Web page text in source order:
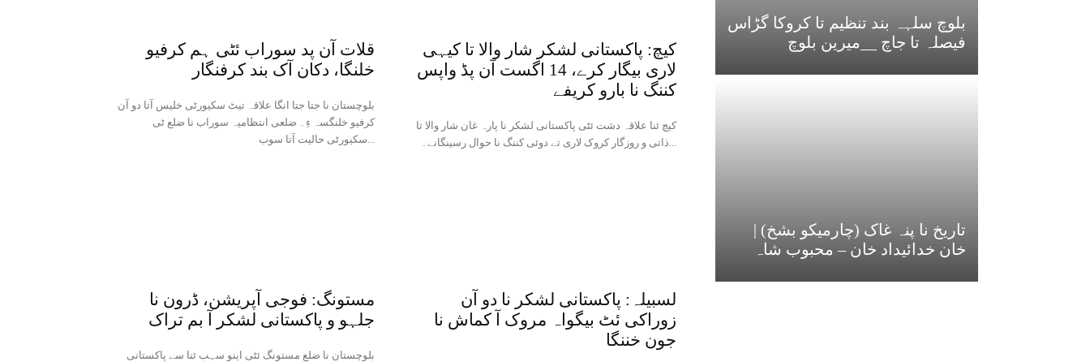
قلات آن پد سوراب ئٹی ہم کرفیو
خلنگا، دکان آک بند کرفنگار
بلوچستان نا جتا جتا انگا علاقہ تیٹ سکیورٹی خلیس آتا دو آن
کرفیو خلنگسہ ءِ۔ ضلعی انتظامیہ سوراب نا ضلع ٹی
سکیورٹی حالیت آتا سوب...
کیچ: پاکستانی لشکر شار والا تا کیہی
لاری بیگار کرے، 14 اگست آن پڈ واپس
کننگ نا بارو کریفے
کیچ ئنا علاقہ دشت ئٹی پاکستانی لشکر نا پارہ غان شار والا تا
ذاتی و روزگار کروک لاری تے دوئی کننگ نا حوال رسینگانے۔...
مستونگ: فوجی آپریشن، ڈرون نا
جلہو و پاکستانی لشکر آ بم تراک
بلوچستان نا ضلع مستونگ ئٹی اینو سہب ئنا سے پاکستانی
لسبیلہ: پاکستانی لشکر نا دو آن
زوراکی ئٹ بیگواہ مروک آ کماش نا
جون خننگا
بلوچ سلہہ بند تنظیم تا کروکا گڑاس
فیصلہ تا جاچ __میرین بلوچ
تاریخ نا پنہ غاک (چارمیکو بشخ) |
خان خدائیداد خان – محبوب شاہ